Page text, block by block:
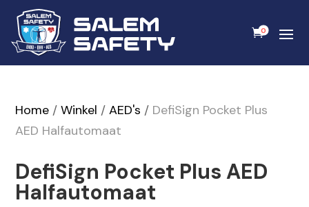
0
Home /Winkel /AED's / DefiSign Pocket Plus
AED Halfautomaat
DefiSign Pocket Plus AED
Halfautomaat